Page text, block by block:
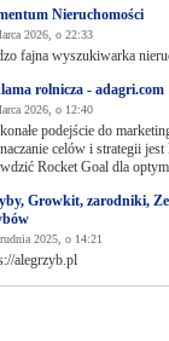
Nieruchomości
2026, o 22:33
fajna wyszukiwarka
rolnicza - adagri.com
2026, o 12:40
podejście do
celów i strategii
Rocket Goal dla
Growkit, zarodniki,
2025, o 14:21
alegrzyb.pl